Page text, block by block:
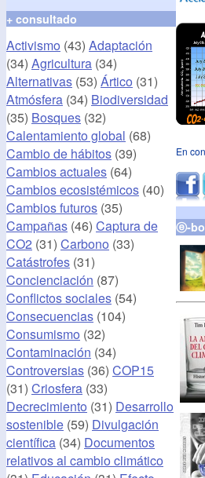
+ consultado
Activismo (43) Adaptación
(34) Agricultura (34)
Alternativas (53) Ártico (31)
Atmósfera (34) Biodiversidad
(35) Bosques (32)
Calentamiento global (68)
Cambio de hábitos (39)
Cambios actuales (64)
Cambios ecosistémicos (40)
Cambios futuros (35)
Campañas (46) Captura de
CO2 (31) Carbono (33)
Catástrofes (31)
Concienciación (87)
Conflictos sociales (54)
Consecuencias (104)
Consumismo (32)
Contaminación (34)
Controversias (36) COP15
(31) Criosfera (33)
Decrecimiento (31) Desarrollo
sostenible (59) Divulgación
científica (34) Documentos
relativos al cambio climático
En
ⓔ-